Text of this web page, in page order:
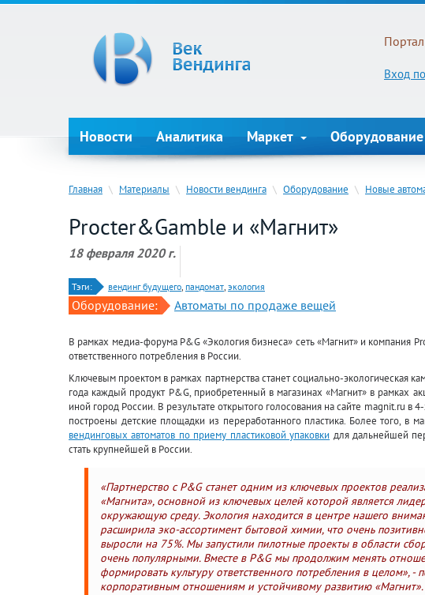
Вход
Новости Аналитика Маркет Оборудование
Главная \ Материалы \ Новости вендинга \ Оборудование \ Новые
Procter&Gamble и «Магнит»
18 февраля 2020 г.
Тэги: вендинг будущего, пандомат, экология
Оборудование: Автоматы по продаже вещей
В рамках медиа-форума P&G «Экология бизнеса» сеть «Магнит» и компания
ответственного потребления в России.
Ключевым проектом в рамках партнерства станет социально-экологическая
года каждый продукт P&G, приобретенный в магазинах «Магнит» в рамках
иной город России. В результате открытого голосования на сайте magnit.ru в
построены детские площадки из переработанного пластика. Более того, в
вендинговых автоматов по приему пластиковой упаковки для дальнейшей
стать крупнейшей в России.
«Партнерство с P&G станет одним из ключевых проектов
«Магнита», основной из ключевых целей которой является
окружающую среду. Экология находится в центре нашего
расширила эко-ассортимент бытовой химии, что очень
выросли на 75%. Мы запустили пилотные проекты в области
очень популярными. Вместе в P&G мы продолжим менять
формировать культуру ответственного потребления в целом»,
корпоративным отношениям и устойчивому развитию «Магнит».